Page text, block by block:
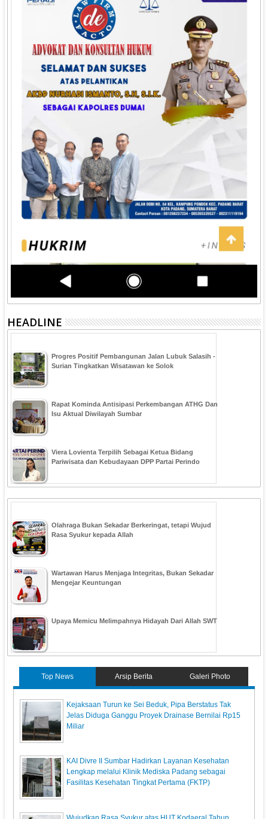
HEADLINE
Progres Positif Pembangunan Jalan Lubuk Salasih -
Surian Tingkatkan Wisatawan ke Solok
Rapat Kominda Antisipasi Perkembangan ATHG Dan
Isu Aktual Diwilayah Sumbar
Viera Lovienta Terpilih Sebagai Ketua Bidang
Pariwisata dan Kebudayaan DPP Partai Perindo
Olahraga Bukan Sekadar Berkeringat, tetapi Wujud
Rasa Syukur kepada Allah
Wartawan Harus Menjaga Integritas, Bukan Sekadar
Mengejar Keuntungan
Upaya Memicu Melimpahnya Hidayah Dari Allah SWT
Top News Arsip Berita Galeri Photo
Kejaksaan Turun ke Sei Beduk, Pipa Berstatus Tak
Jelas Diduga Ganggu Proyek Drainase Bernilai Rp15
Miliar
KAI Divre II Sumbar Hadirkan Layanan Kesehatan
Lengkap melalui Klinik Mediska Padang sebagai
Fasilitas Kesehatan Tingkat Pertama (FKTP)